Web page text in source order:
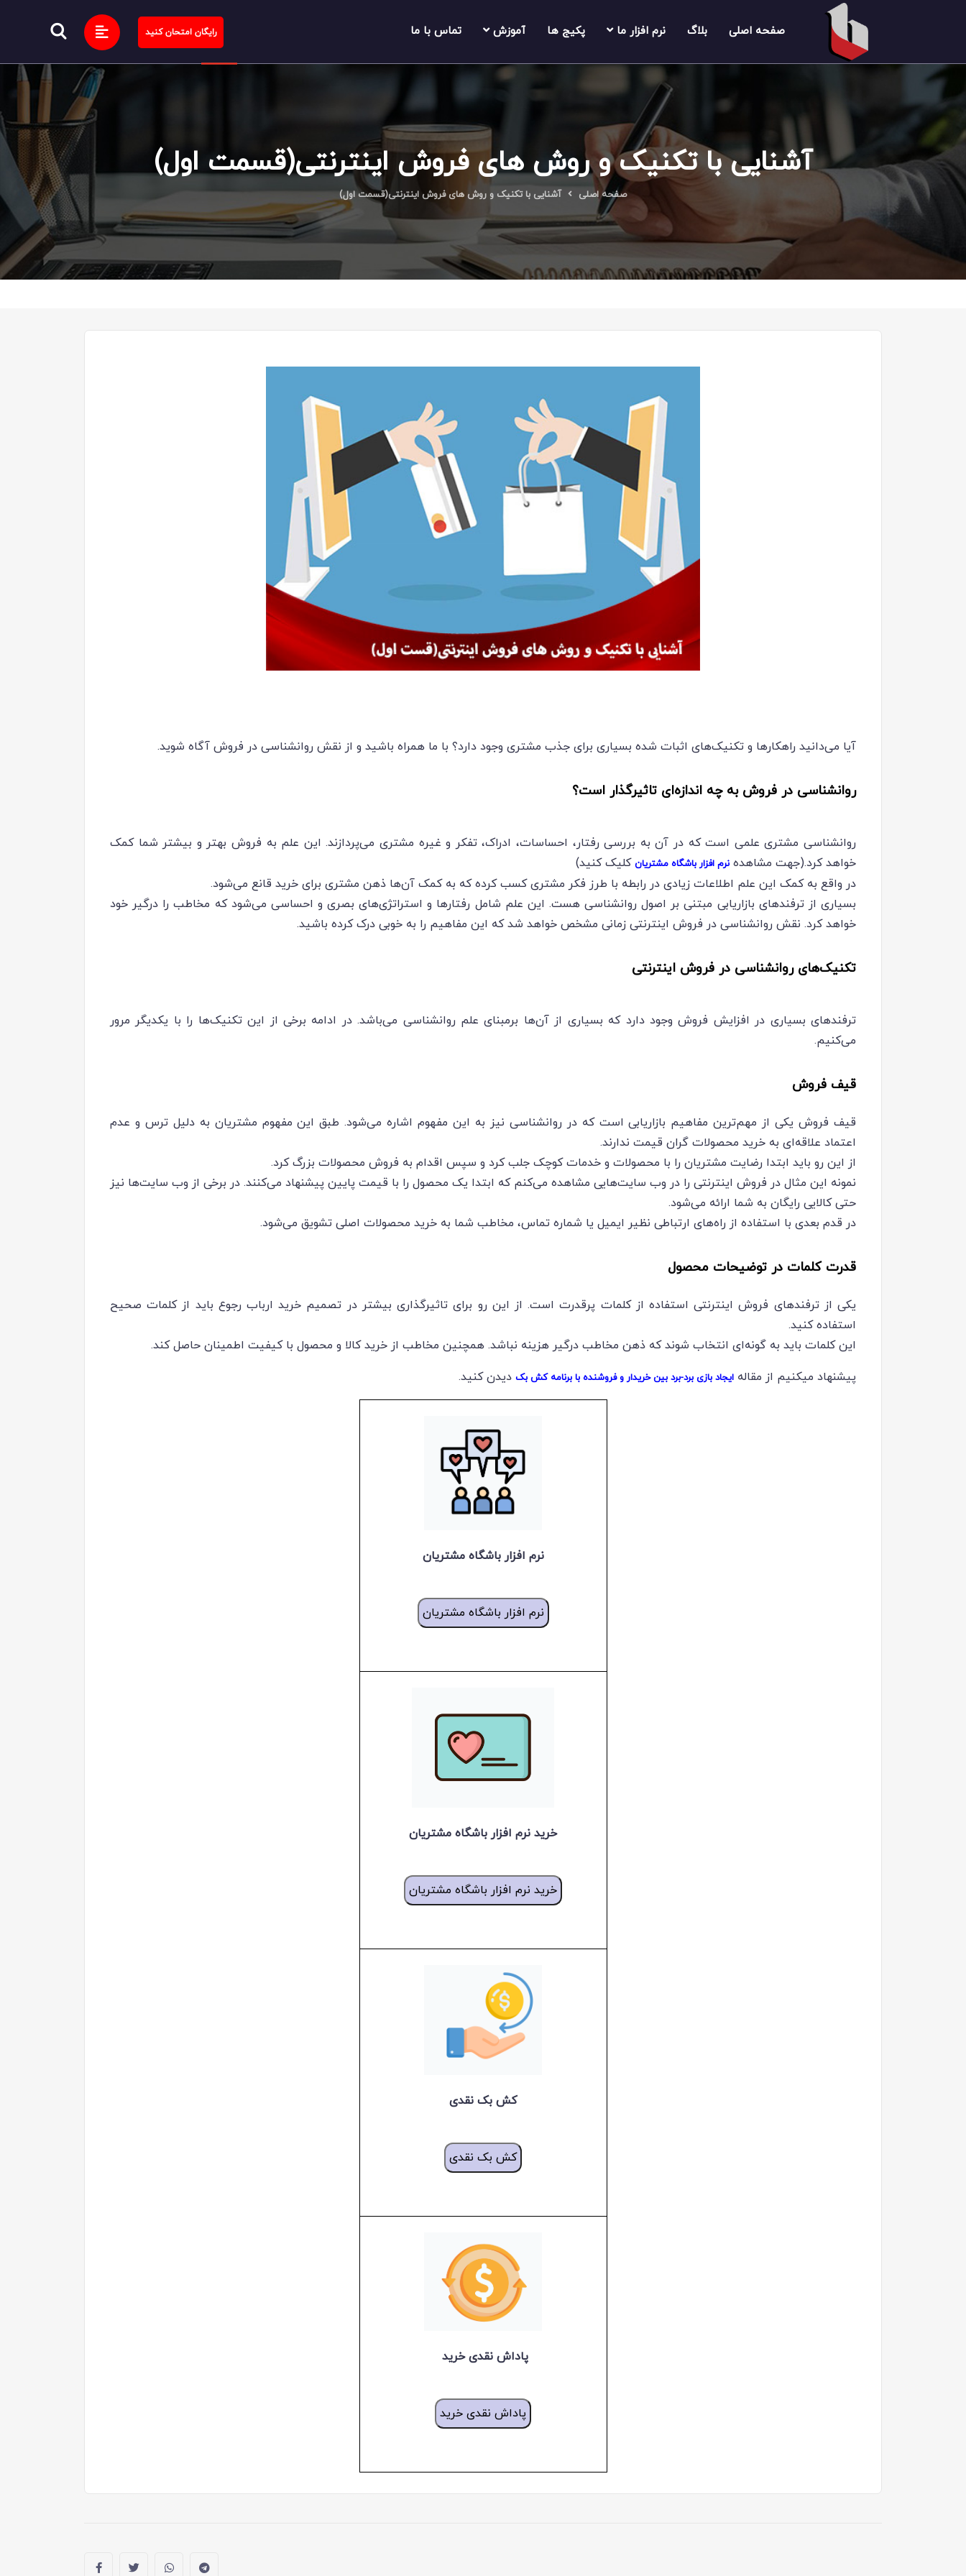
صفحه اصلی بلاگ نرم افزار ما پکیج ها آموزش تماس با ما رایگان امتحان کنید
آشنایی با تکنیک و روش های فروش اینترنتی(قسمت اول)
صفحه اصلی آشنایی با تکنیک و روش های فروش اینترنتی(قسمت اول)
آیا می‌دانید راهکارها و تکنیک‌های اثبات شده بسیاری برای جذب مشتری وجود دارد؟ با ما همراه باشید و از نقش روانشناسی در فروش آگاه شوید.
روانشناسی در فروش به چه اندازه‌ای تاثیرگذار است؟
روانشناسی مشتری علمی است که در آن به بررسی رفتار، احساسات، ادراک، تفکر و غیره مشتری می‌پردازند. این علم به فروش بهتر و بیشتر شما کمک
خواهد کرد.(جهت مشاهده نرم افزار باشگاه مشتریان کلیک کنید)
در واقع به کمک این علم اطلاعات زیادی در رابطه با طرز فکر مشتری کسب کرده که به کمک آن‌ها ذهن مشتری برای خرید قانع می‌شود.
بسیاری از ترفندهای بازاریابی مبتنی بر اصول روانشناسی هست. این علم شامل رفتارها و استراتژی‌های بصری و احساسی می‌شود که مخاطب را درگیر خود
خواهد کرد. نقش روانشناسی در فروش اینترنتی زمانی مشخص خواهد شد که این مفاهیم را به خوبی درک کرده باشید.
تکنیک‌های روانشناسی در فروش اینترنتی
ترفندهای بسیاری در افزایش فروش وجود دارد که بسیاری از آن‌ها برمبنای علم روانشناسی می‌باشد. در ادامه برخی از این تکنیک‌ها را با یکدیگر مرور
می‌کنیم.
قیف فروش
قیف فروش یکی از مهم‌ترین مفاهیم بازاریابی است که در روانشناسی نیز به این مفهوم اشاره می‌شود. طبق این مفهوم مشتریان به دلیل ترس و عدم
اعتماد علاقه‌ای به خرید محصولات گران قیمت ندارند.
از این رو باید ابتدا رضایت مشتریان را با محصولات و خدمات کوچک جلب کرد و سپس اقدام به فروش محصولات بزرگ کرد.
نمونه این مثال در فروش اینترنتی را در وب سایت‌هایی مشاهده می‌کنم که ابتدا یک محصول را با قیمت پایین پیشنهاد می‌کنند. در برخی از وب سایت‌ها نیز
حتی کالایی رایگان به شما ارائه می‌شود.
در قدم بعدی با استفاده از راه‌های ارتباطی نظیر ایمیل یا شماره تماس، مخاطب شما به خرید محصولات اصلی تشویق می‌شود.
قدرت کلمات در توضیحات محصول
یکی از ترفندهای فروش اینترنتی استفاده از کلمات پرقدرت است. از این رو برای تاثیرگذاری بیشتر در تصمیم خرید ارباب رجوع باید از کلمات صحیح
استفاده کنید.
این کلمات باید به گونه‌ای انتخاب شوند که ذهن مخاطب درگیر هزینه نباشد. همچنین مخاطب از خرید کالا و محصول با کیفیت اطمینان حاصل کند.
پیشنهاد میکنیم از مقاله ایجاد بازی برد-برد بین خریدار و فروشنده با برنامه کش بک دیدن کنید.
نرم افزار باشگاه مشتریان
نرم افزار باشگاه مشتریان
خرید نرم افزار باشگاه مشتریان
خرید نرم افزار باشگاه مشتریان
کش بک نقدی
کش بک نقدی
پاداش نقدی خرید
پاداش نقدی خرید